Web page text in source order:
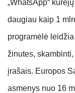
„WhatsApp“
daugiau kaip 1
programėlė
žinutes,
įrašais. Europos
asmenys nuo 16